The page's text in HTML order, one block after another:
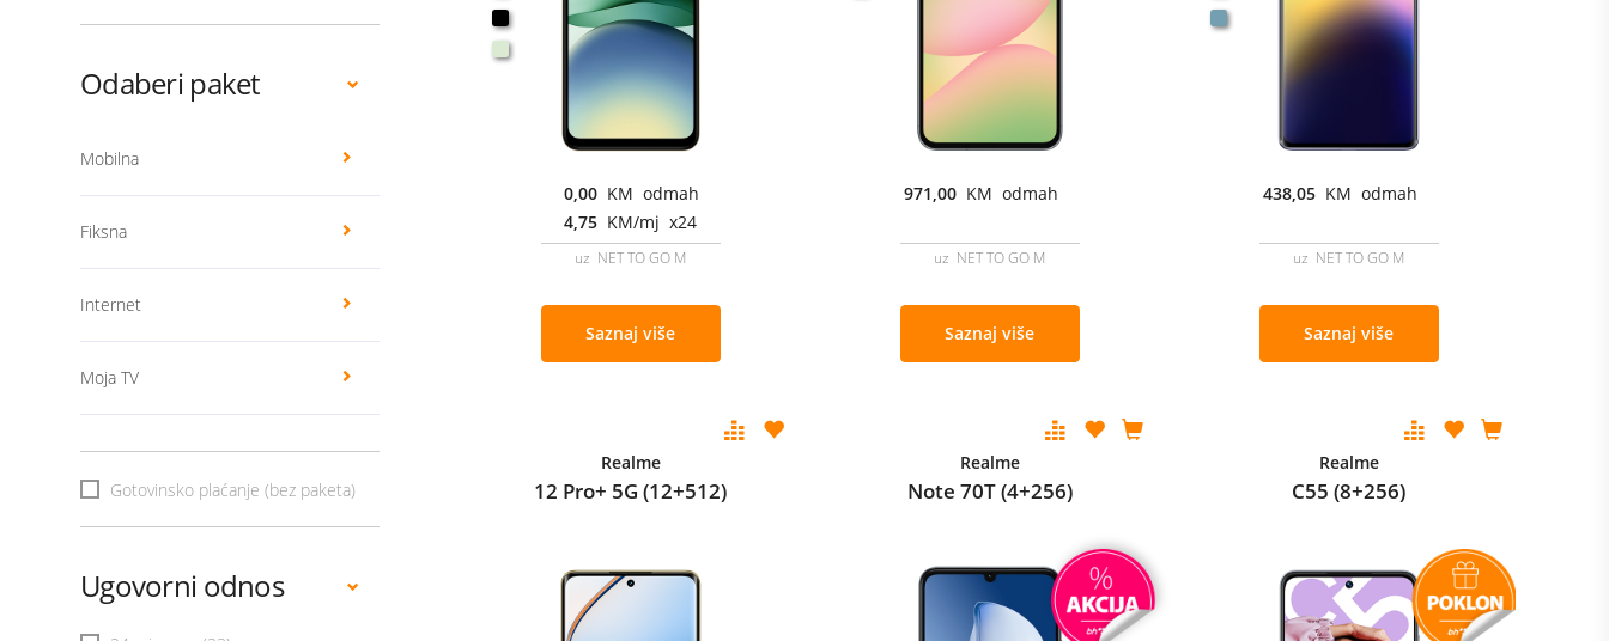
Odaberi paket
Mobilna
Fiksna
Internet
Moja TV
Gotovinsko plaćanje (bez paketa)
Ugovorni odnos
0,00 KM odmah
4,75 KM/mj x24
uz NET TO GO M
Saznaj više
971,00 KM odmah
uz NET TO GO M
Saznaj više
438,05 KM odmah
uz NET TO GO M
Saznaj više
Realme
12 Pro+ 5G (12+512)
Realme
Note 70T (4+256)
Realme
C55 (8+256)